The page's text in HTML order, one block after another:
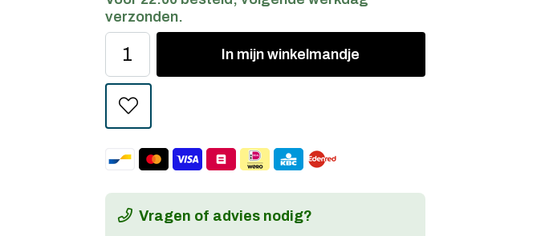
verzonden.
In mijn winkelmandje
Vragen of advies nodig?